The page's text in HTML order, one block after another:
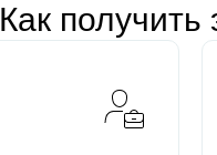
Как получить